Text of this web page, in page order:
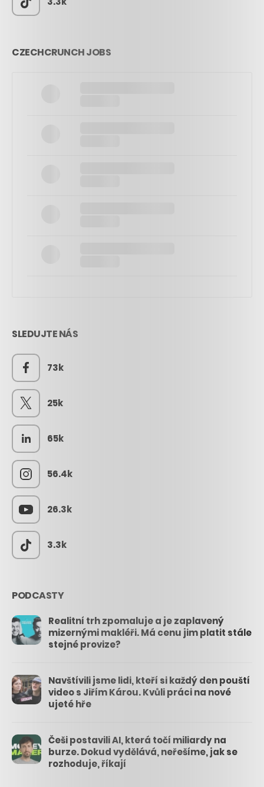
CZECHCRUNCH JOBS
SLEDUJTE NÁS
73k
25k
65k
56.4k
26.3k
3.3k
PODCASTY
Realitní trh zpomaluje a je zaplavený
mizernými makléři. Má cenu jim platit stále
stejné provize?
Navštívili jsme lidi, kteří si každý den pouští
video s Jiřím Károu. Kvůli práci na nové
ujeté hře
Češi postavili AI, která točí miliardy na
burze. Dokud vydělává, neřešíme, jak se
rozhoduje, říkají